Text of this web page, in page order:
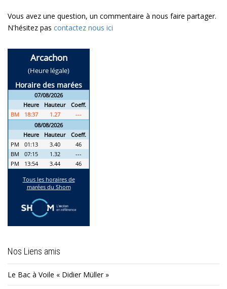
Vous avez une question, un commentaire à nous faire partager.
N'hésitez pas contactez nous ici
Nos Liens amis
Le Bac à Voile « Didier Müller »